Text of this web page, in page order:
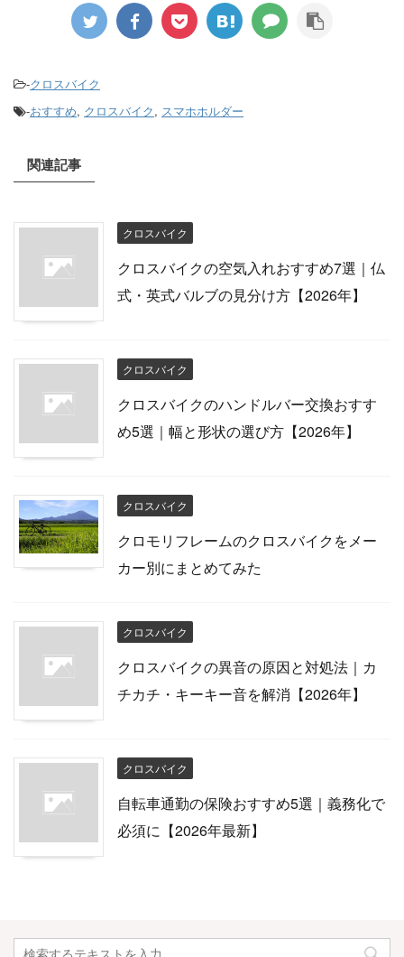
-クロスバイク
-おすすめ, クロスバイク, スマホホルダー
関連記事
クロスバイク
クロスバイクの空気入れおすすめ7選｜仏
式・英式バルブの見分け方【2026年】
クロスバイク
クロスバイクのハンドルバー交換おすす
め5選｜幅と形状の選び方【2026年】
クロスバイク
クロモリフレームのクロスバイクをメー
カー別にまとめてみた
クロスバイク
クロスバイクの異音の原因と対処法｜カ
チカチ・キーキー音を解消【2026年】
クロスバイク
自転車通勤の保険おすすめ5選｜義務化で
必須に【2026年最新】